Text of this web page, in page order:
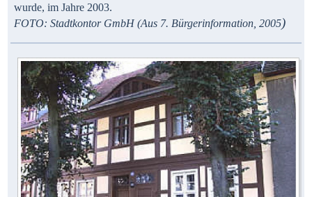
wurde, im Jahre 2003.
FOTO: Stadtkontor GmbH (Aus 7. Bürgerinformation, 2005)